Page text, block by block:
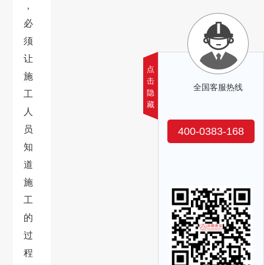
，
必
须
让
施
工
人
员
知
道
施
工
的
过
程
点
击
隐
藏
全国客服热线
400-0383-168